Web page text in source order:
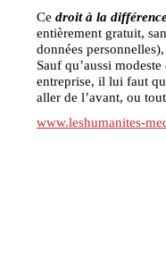
Cedroit à la
entièrement gratuit,
données
Sauf qu’aussi
entreprise, il lui faut
aller de l’avant, ou
www.leshumanites-